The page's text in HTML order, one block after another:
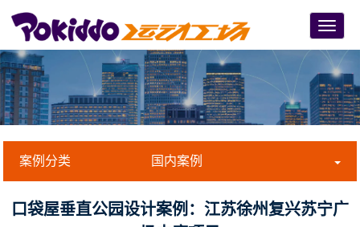
Menu
案例分类 国内案例
口袋屋垂直公园设计案例：江苏徐州复兴苏宁广